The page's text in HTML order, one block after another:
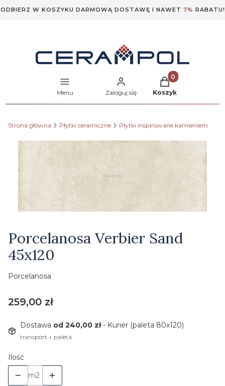
ODBIERZ W KOSZYKU DARMOWĄ DOSTAWĘ I NAWET 7% RABATU!
Menu Zaloguj się
Produkty w
Koszyk
Strona główna Płytki ceramiczne Płytki inspirowane kamieniem
Porcelanosa Verbier Sand
45x120
Porcelanosa
Cena
259,00 zł
Dostawa od 240,00 zł- Kurier (paleta 80x120)
transport + paleta
Ilość
m2